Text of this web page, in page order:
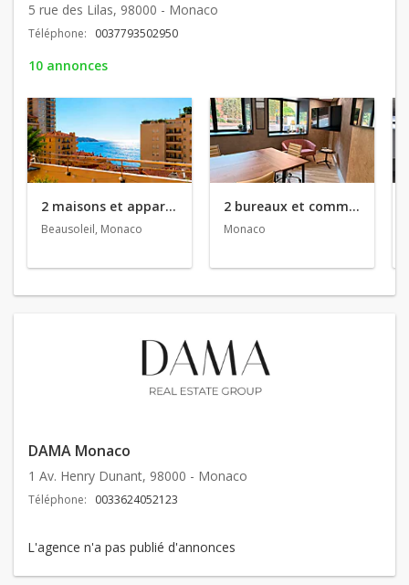
5 rue des Lilas, 98000 - Monaco
Téléphone: 0037793502950
10 annonces
2 maisons et appartements en location
Beausoleil, Monaco
2 bureaux et commerces en location
Monaco
DAMA Monaco
1 Av. Henry Dunant, 98000 - Monaco
Téléphone: 0033624052123
L'agence n'a pas publié d'annonces